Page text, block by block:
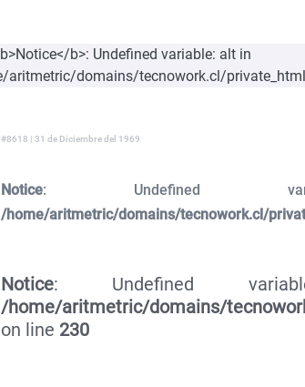
#8618 | 31 de Diciembre del 1969
Notice: Undefined
/home/aritmetric/domains/tecnowork.cl/
Notice: Undefined
/home/aritmetric/domains/
on line 230